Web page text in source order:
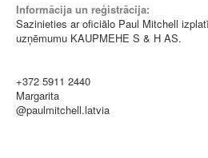
Informācija un reģistrācija:
Sazinieties ar oficiālo Paul Mitchell
uzņēmumu KAUPMEHE S & H AS.
+372 5911 2440
Margarita
@paulmitchell.latvia